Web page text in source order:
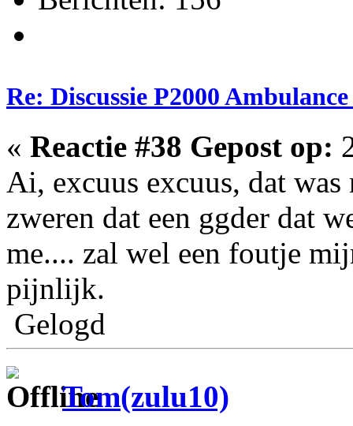
Re: Discussie P2000
« Reactie #38 Gepost op:
Ai, excuus excuus, dat
zweren dat een ggder dat
me.... zal wel een foutje
pijnlijk.
Gelogd
Tom(zulu10)